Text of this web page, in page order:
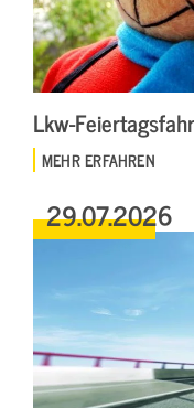
Lkw-
MEHR ERFAHREN
29.07.2026